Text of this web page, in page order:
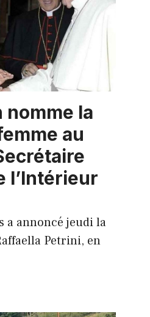
nomme la
au
l’Intérieur
a annoncé jeudi la
Petrini, en